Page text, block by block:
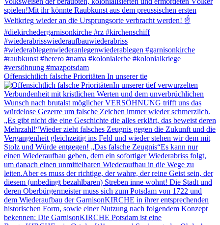
Offensichtlich falsche Prioritäten In unserer tie